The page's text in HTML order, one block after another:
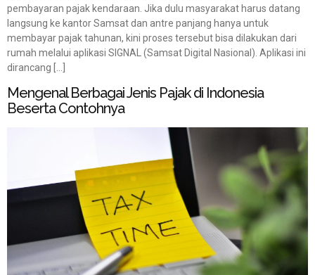
pembayaran pajak kendaraan. Jika dulu masyarakat harus datang
langsung ke kantor Samsat dan antre panjang hanya untuk
membayar pajak tahunan, kini proses tersebut bisa dilakukan dari
rumah melalui aplikasi SIGNAL (Samsat Digital Nasional). Aplikasi ini
dirancang […]
Mengenal Berbagai Jenis Pajak di Indonesia
Beserta Contohnya